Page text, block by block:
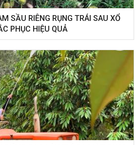
SẦU RIÊNG RỤNG TRÁI SAU XỔ
PHỤC HIỆU QUẢ